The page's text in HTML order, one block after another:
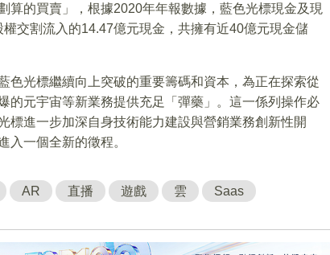
算的買賣」，根據2020年年報數據，藍色光標現金及現
交割流入的14.47億元現金，共擁有近40億元現金儲
色光標繼續向上突破的重要籌碼和資本，為正在探索從
的元宇宙等新業務提供充足「彈藥」。這一係列操作必
標進一步加深自身技術能力建設與營銷業務創新性開
入一個全新的徵程。
AR 直播 遊戲 雲 Saas